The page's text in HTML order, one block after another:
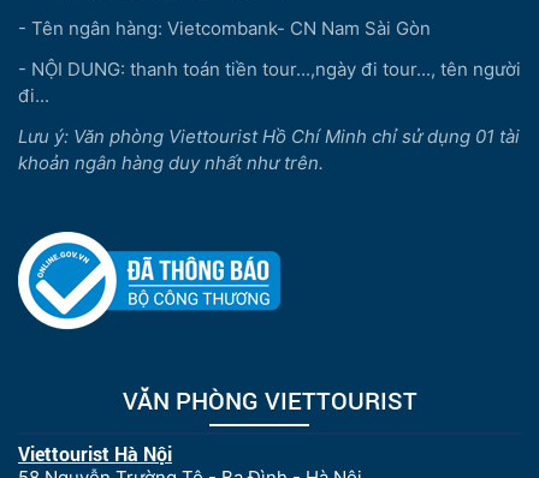
- Tên ngân hàng: Vietcombank- CN Nam Sài Gòn
- NỘI DUNG: thanh toán tiền tour...,ngày đi tour..., tên người
đi...
Lưu ý: Văn phòng Viettourist Hồ Chí Minh chỉ sử dụng 01 tài
khoản ngân hàng duy nhất như trên.
VĂN PHÒNG VIETTOURIST
Viettourist Hà Nội